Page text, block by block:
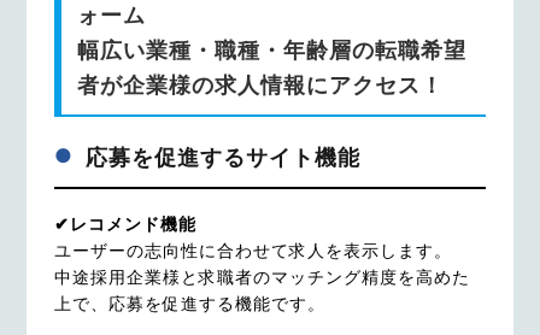
ォーム
幅広い業種・職種・年齢層の転職希望
者が企業様の求人情報にアクセス！
応募を促進するサイト機能
✔レコメンド機能
ユーザーの志向性に合わせて求人を表示します。
中途採用企業様と求職者のマッチング精度を高めた
上で、応募を促進する機能です。